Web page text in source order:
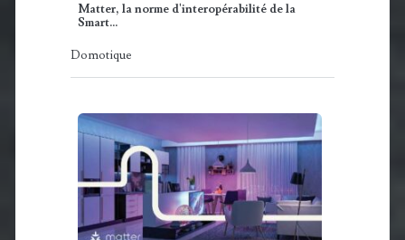
Matter, la norme d'interopérabilité de la
Smart…
Domotique